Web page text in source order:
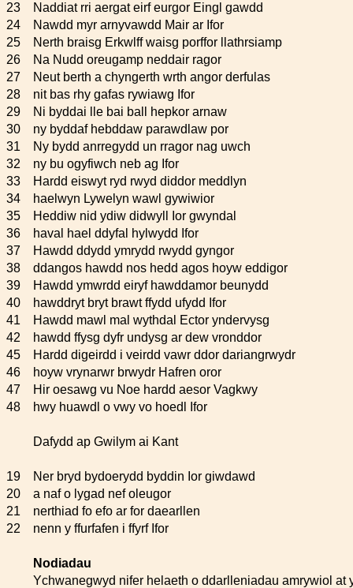
23
Naddiat rri aergat eirf eurgor Eingl gawdd
24
Nawdd myr arnyvawdd Mair ar Ifor
25
Nerth braisg Erkwlff waisg porffor llathrsiamp
26
Na Nudd oreugamp neddair ragor
27
Neut berth a chyngerth wrth angor derfulas
28
nit bas rhy gafas rywiawg Ifor
29
Ni byddai lle bai ball hepkor arnaw
30
ny byddaf hebddaw parawdlaw por
31
Ny bydd anrregydd un rragor nag uwch
32
ny bu ogyfiwch neb ag Ifor
33
Hardd eiswyt ryd rwyd diddor meddlyn
34
haelwyn Lywelyn wawl gywiwior
35
Heddiw nid ydiw didwyll Ior gwyndal
36
haval hael ddyfal hylwydd Ifor
37
Hawdd ddydd ymrydd rwydd gyngor
38
ddangos hawdd nos hedd agos hoyw eddigor
39
Hawdd ymwrdd eiryf hawddamor beunydd
40
hawddryt bryt brawt ffydd ufydd Ifor
41
Hawdd mawl mal wythdal Ector yndervysg
42
hawdd ffysg dyfr undysg ar dew vronddor
45
Hardd digeirdd i veirdd vawr ddor dariangrwydr
46
hoyw vrynarwr brwydr Hafren oror
47
Hir oesawg vu Noe hardd aesor Vagkwy
48
hwy huawdl o vwy vo hoedl Ifor
Dafydd ap Gwilym ai Kant
19
Ner bryd bydoerydd byddin Ior giwdawd
20
a naf o lygad nef oleugor
21
nerthiad fo efo ar for daearllen
22
nenn y ffurfafen i ffyrf Ifor
Nodiadau
Ychwanegwyd nifer helaeth o ddarlleniadau amrywiol